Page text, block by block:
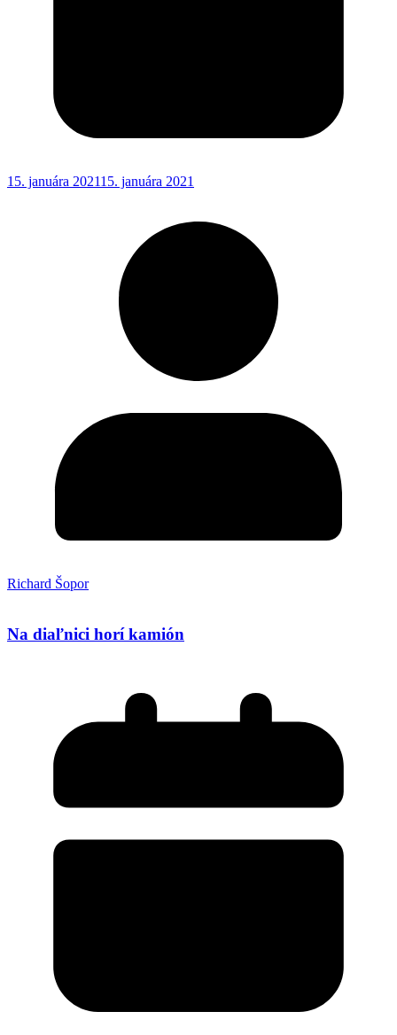
15. januára 202115. januára 2021
Richard Šopor
Na diaľnici horí kamión